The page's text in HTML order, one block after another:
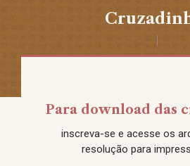
Para download das
inscreva-se e acesse os
resolução para